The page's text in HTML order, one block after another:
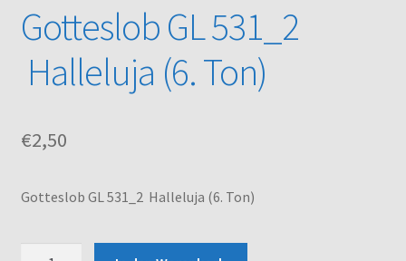
Kasse
Mein Konto
Gotteslob GL 531_2
Halleluja (6. Ton)
€2,50
Gotteslob GL 531_2 Halleluja (6. Ton)